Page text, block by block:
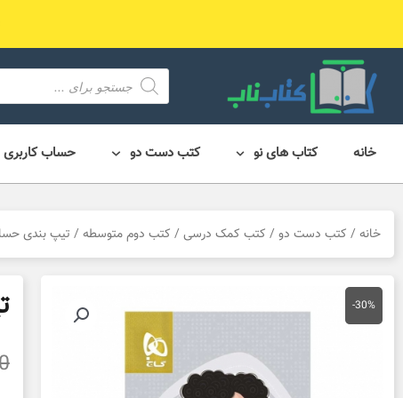
محتوا
محصول
search
خانه کتاب های نو کتب دست دو حساب کاربری
خانه / کتب دست دو / کتب کمک درسی / کتب دوم متوسطه / تیپ بندی
-30%